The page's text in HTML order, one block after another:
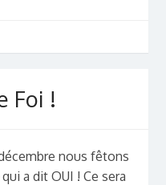
Foi !
nous fêtons
a dit OUI ! Ce sera